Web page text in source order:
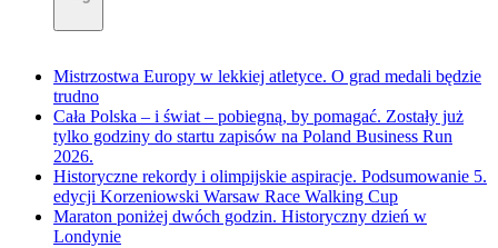
Mistrzostwa Europy w lekkiej atletyce. O grad medali będzie
trudno
Cała Polska – i świat – pobiegną, by pomagać. Zostały już
tylko godziny do startu zapisów na Poland Business Run
2026.
Historyczne rekordy i olimpijskie aspiracje. Podsumowanie 5.
edycji Korzeniowski Warsaw Race Walking Cup
Maraton poniżej dwóch godzin. Historyczny dzień w
Londynie